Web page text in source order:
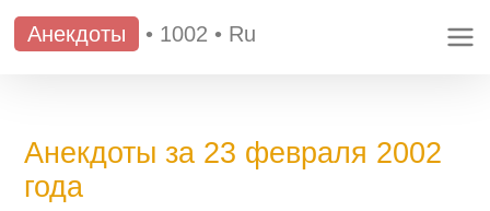
Анекдоты • 1002 • Ru
Анекдоты за 23 февраля 2002
года